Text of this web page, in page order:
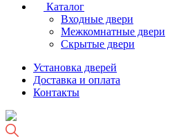
Каталог
Входные двери
Межкомнатные двери
Скрытые двери
Установка дверей
Доставка и оплата
Контакты